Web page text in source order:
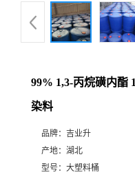
99% 1,3-丙烷磺内酯
染料
品牌： 吉业升
产地： 湖北
型号： 大塑料桶